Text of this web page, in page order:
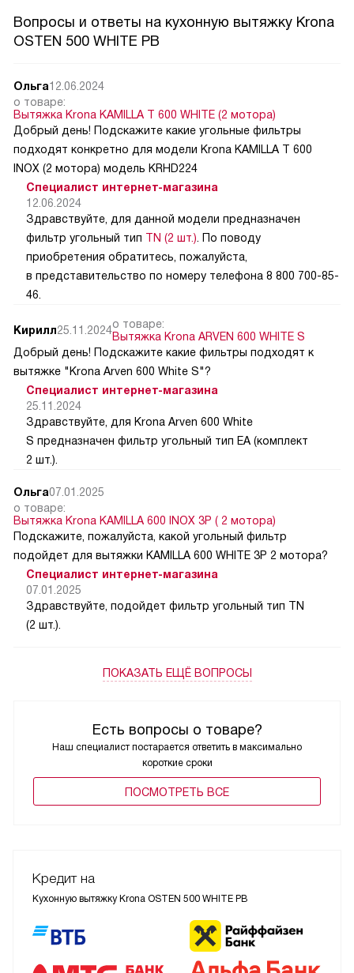
Вопросы и ответы на кухонную вытяжку Krona
OSTEN 500 WHITE PB
Есть вопросы о товаре?
Наш специалист постарается ответить в максимально
короткие сроки
ПОCМОТРЕТЬ ВСЕ
Ольга12.06.2024
о товаре:
Вытяжка Krona KAMILLA T 600 WHITE (2 мотора)
Добрый день! Подскажите какие угольные фильтры
подходят конкретно для модели Krona KAMILLA T 600
INOX (2 мотора) модель KRHD224
Специалист интернет-магазина
12.06.2024
Здравствуйте, для данной модели предназначен
фильтр угольный тип TN (2 шт.). По поводу
приобретения обратитесь, пожалуйста,
в представительство по номеру телефона 8 800 700-85-
46.
Кирилл25.11.2024о товаре:
Вытяжка Krona ARVEN 600 WHITE S
Добрый день! Подскажите какие фильтры подходят к
вытяжке "Krona Arven 600 White S"?
Специалист интернет-магазина
25.11.2024
Здравствуйте, для Krona Arven 600 White
S предназначен фильтр угольный тип EA (комплект
2 шт.).
Ольга07.01.2025
о товаре:
Вытяжка Krona KAMILLA 600 INOX 3P ( 2 мотора)
Подскажите, пожалуйста, какой угольный фильтр
подойдет для вытяжки KAMILLA 600 WHITE 3P 2 мотора?
Специалист интернет-магазина
07.01.2025
Здравствуйте, подойдет фильтр угольный тип TN
(2 шт.).
ПОКАЗАТЬ ЕЩЁ ВОПРОСЫ
Кредит на
Кухонную вытяжку Krona OSTEN 500 WHITE PB